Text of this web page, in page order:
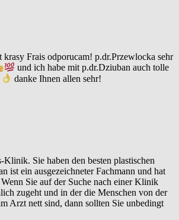
Frais odporucam! p.dr.Przewlocka sehr
und ich habe mit p.dr.Dziuban auch tolle
danke Ihnen allen sehr!
Sie haben den besten plastischen
ist ein ausgezeichneter Fachmann und hat
Wenn Sie auf der Suche nach einer Klinik
zugeht und in der die Menschen von der
Arzt nett sind, dann sollten Sie unbedingt